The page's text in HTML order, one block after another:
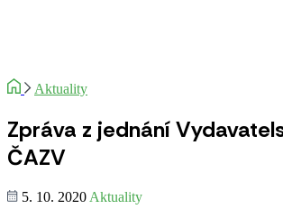
Aktuality
Zpráva z jednání
ČAZV
5. 10. 2020 Aktuality